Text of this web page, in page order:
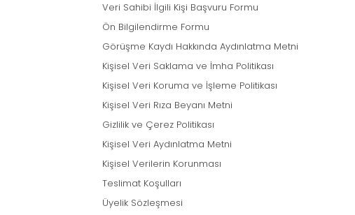
Veri Sahibi İlgili Kişi Başvuru Formu
Ön Bilgilendirme Formu
Görüşme Kaydı Hakkında Aydınlatma Metni
Kişisel Veri Saklama ve İmha Politikası
Kişisel Veri Koruma ve İşleme Politikası
Kişisel Veri Rıza Beyanı Metni
Gizlilik ve Çerez Politikası
Kişisel Veri Aydınlatma Metni
Kişisel Verilerin Korunması
Teslimat Koşulları
Üyelik Sözleşmesi